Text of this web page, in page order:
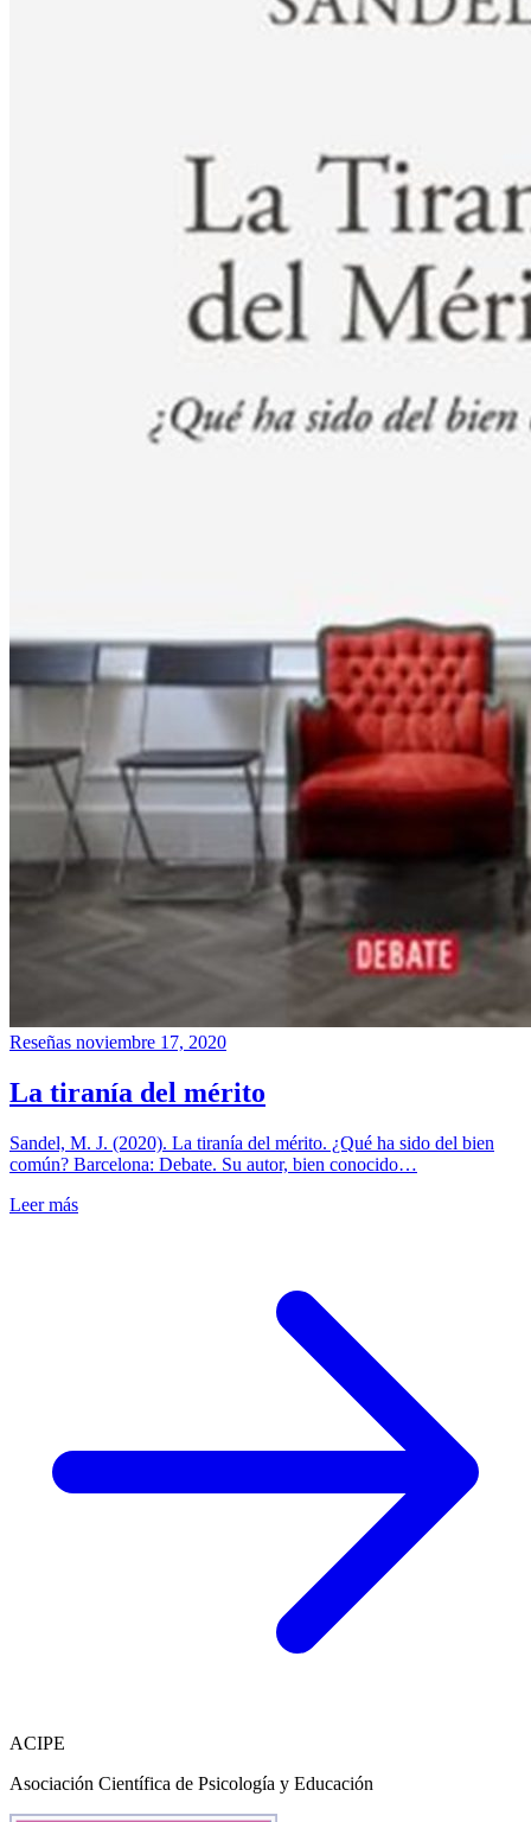
Reseñas noviembre 17, 2020
La tiranía del mérito
Sandel, M. J. (2020). La tiranía del mérito. ¿Qué ha sido del bien
común? Barcelona: Debate. Su autor, bien conocido…
Leer más
ACIPE
Asociación Científica de Psicología y Educación